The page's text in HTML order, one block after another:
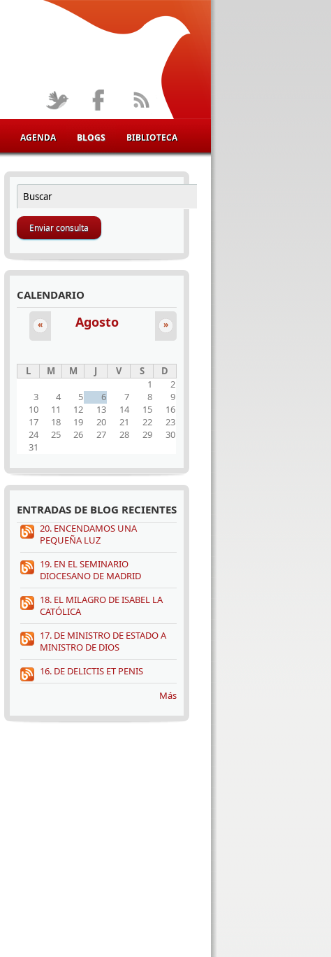
AGENDA BLOGS BIBLIOTECA
FORMULARIO DE BÚSQUEDA
Buscar
CALENDARIO
Agosto
« »
L M M J V S
D
1
2
3
4 5 6 7 8
9
10
11 12 13 14 15
16
17
18 19 20 21 22
23
24
25 26 27 28 29
30
31
ENTRADAS DE BLOG RECIENTES
20. ENCENDAMOS UNA
PEQUEÑA LUZ
19. EN EL SEMINARIO
DIOCESANO DE MADRID
18. EL MILAGRO DE ISABEL LA
CATÓLICA
17. DE MINISTRO DE ESTADO A
MINISTRO DE DIOS
16. DE DELICTIS ET PENIS
Más